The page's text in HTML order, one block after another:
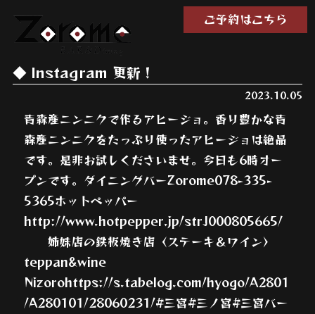
ご予約はこちら
Instagram 更新！
2023.10.05
青森産ニンニクで作るアヒージョ。香り豊かな青
森産ニンニクをたっぷり使ったアヒージョは絶品
です。是非お試しくださいませ。今日も6時オー
プンです。ダイニングバーZorome078-335-
5365ホットペッパー
http://www.hotpepper.jp/strJ000805665/
姉妹店の鉄板焼き店〈ステーキ＆ワイン〉
teppan&wine
Nizorohttps://s.tabelog.com/hyogo/A2801
/A280101/28060231/#三宮#三ノ宮#三宮バー